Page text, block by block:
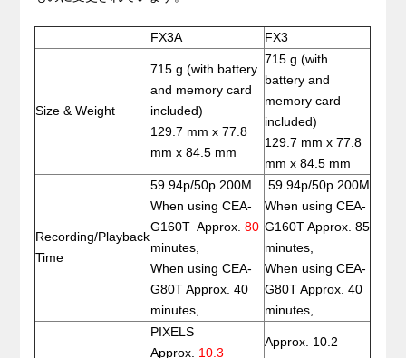
FX3A FX3
Size & Weight
715 g (with battery
and memory card
included)
129.7 mm x 77.8
mm x 84.5 mm
715 g (with
battery and
memory card
included)
129.7 mm x 77.8
mm x 84.5 mm
Recording/Playback
Time
59.94p/50p 200M
When using CEA-
G160T Approx.80
minutes,
When using CEA-
G80T Approx. 40
minutes,
59.94p/50p 200M
When using CEA-
G160T Approx. 85
minutes,
When using CEA-
G80T Approx. 40
minutes,
PIXELS
Approx. 10.3
Approx. 10.2